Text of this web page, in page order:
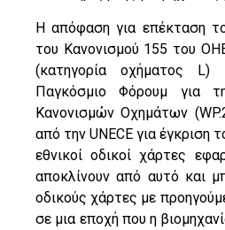
Η απόφαση για επέκταση
του Κανονισμού 155 του
(κατηγορία οχήματος
Παγκόσμιο Φόρουμ για
Κανονισμών Οχημάτων
από την UNECE για έγκριση
εθνικοί οδικοί χάρτες
αποκλίνουν από αυτό και
οδικούς χάρτες με
σε μια εποχή που η